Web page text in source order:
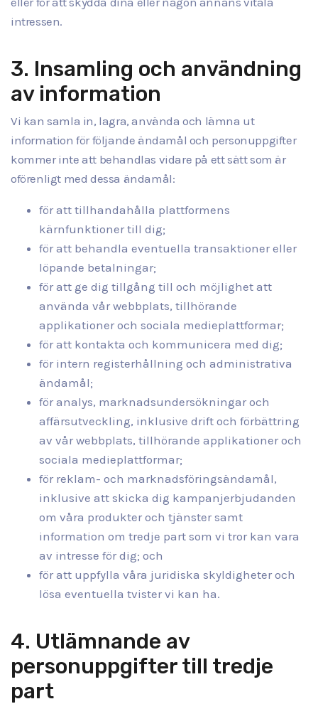
intressen.
3. Insamling och användning
av information
Vi kan samla in, lagra, använda och lämna ut
information för följande ändamål och personuppgifter
kommer inte att behandlas vidare på ett sätt som är
oförenligt med dessa ändamål:
för att tillhandahålla plattformens
kärnfunktioner till dig;
för att behandla eventuella transaktioner eller
löpande betalningar;
för att ge dig tillgång till och möjlighet att
använda vår webbplats, tillhörande
applikationer och sociala medieplattformar;
för att kontakta och kommunicera med dig;
för intern registerhållning och administrativa
ändamål;
för analys, marknadsundersökningar och
affärsutveckling, inklusive drift och förbättring
av vår webbplats, tillhörande applikationer och
sociala medieplattformar;
för reklam- och marknadsföringsändamål,
inklusive att skicka dig kampanjerbjudanden
om våra produkter och tjänster samt
information om tredje part som vi tror kan vara
av intresse för dig; och
för att uppfylla våra juridiska skyldigheter och
lösa eventuella tvister vi kan ha.
4. Utlämnande av
personuppgifter till tredje
part